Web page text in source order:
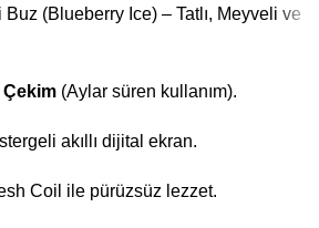
(Blueberry Ice) – Tatlı, Meyveli ve
Çekim (Aylar süren kullanım).
akıllı dijital ekran.
Coil ile pürüzsüz lezzet.